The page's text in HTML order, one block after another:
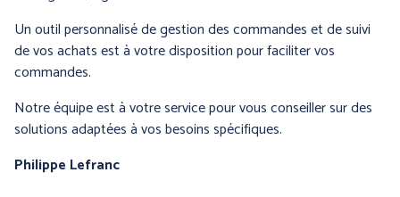
Un outil personnalisé de gestion des commandes et de suivi
de vos achats est à votre disposition pour faciliter vos
commandes.
Notre équipe est à votre service pour vous conseiller sur des
solutions adaptées à vos besoins spécifiques.
Philippe Lefranc